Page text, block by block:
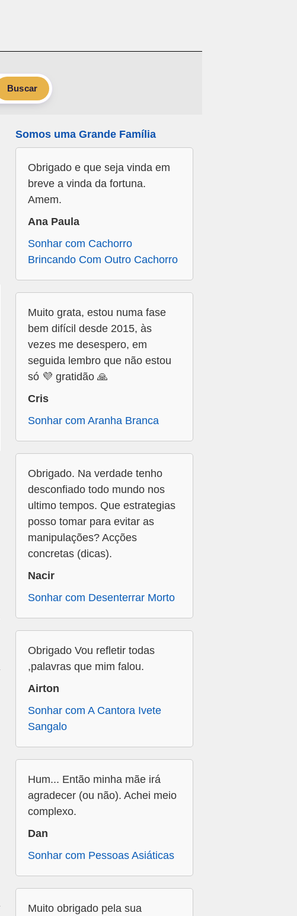
Buscar
Somos uma Grande Família
Obrigado e que seja vinda em
breve a vinda da fortuna.
Amem.
Ana Paula
Sonhar com Cachorro
Brincando Com Outro Cachorro
Muito grata, estou numa fase
bem difícil desde 2015, às
vezes me desespero, em
seguida lembro que não estou
só 💜 gratidão 🙏
Cris
Sonhar com Aranha Branca
Obrigado. Na verdade tenho
desconfiado todo mundo nos
ultimo tempos. Que estrategias
posso tomar para evitar as
manipulações? Acções
concretas (dicas).
Nacir
Sonhar com Desenterrar Morto
Obrigado Vou refletir todas
,palavras que mim falou.
Airton
Sonhar com A Cantora Ivete
Sangalo
Hum... Então minha mãe irá
agradecer (ou não). Achei meio
complexo.
Dan
Sonhar com Pessoas Asiáticas
Muito obrigado pela sua